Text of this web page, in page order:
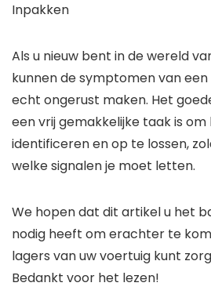
Inpakken
Als u nieuw bent in de wereld
kunnen de symptomen van
echt ongerust maken. Het
een vrij gemakkelijke taak is
identificeren en op te lossen,
welke signalen je moet letten.
We hopen dat dit artikel u het
nodig heeft om erachter te
lagers van uw voertuig kunt
Bedankt voor het lezen!